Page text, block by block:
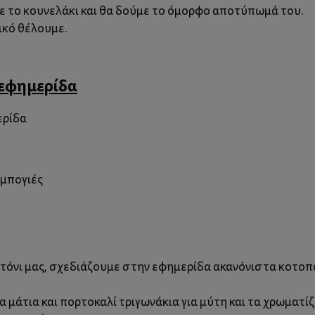
κουνελάκι και θα δούμε το όμορφο αποτύπωμά του.
θέλουμε.
μας, σχεδιάζουμε στην εφημερίδα ακανόνιστα
και πορτοκαλί τριγωνάκια για μύτη και τα